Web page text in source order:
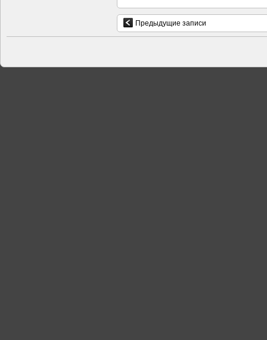
Предыдущие записи